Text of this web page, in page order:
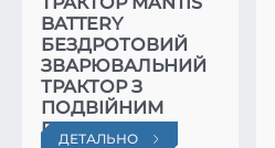
BATTERY
БЕЗДРОТОВИЙ
ЗВАРЮВАЛЬНИЙ
ТРАКТОР З
ПОДВІЙНИМ
ПАЛЬНИКОМ
ДЕТАЛЬНО